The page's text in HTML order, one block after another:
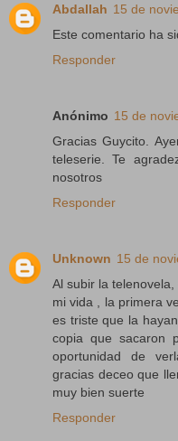
Abdallah 15 de
Este comentario ha
Responder
Anónimo 15 de
Gracias Guycito.
teleserie. Te
nosotros
Responder
Unknown 15 de
Al subir la
mi vida , la primera
es triste que la
copia que sacaron
oportunidad de
gracias deceo que
muy bien suerte
Responder